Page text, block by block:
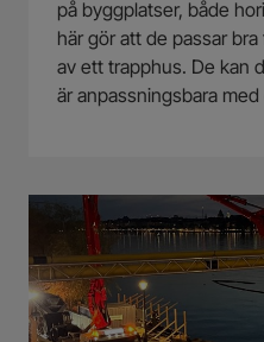
på byggplatser, både
här gör att de passar
av ett trapphus. De kan
är anpassningsbara